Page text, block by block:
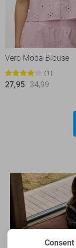
Vero Moda Blouse
1
27,95 34,99
Consent